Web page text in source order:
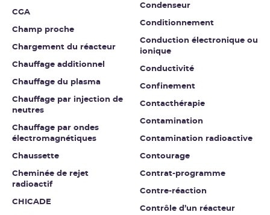
CGA
Champ proche
Chargement du réacteur
Chauffage additionnel
Chauffage du plasma
Chauffage par injection de
neutres
Chauffage par ondes
électromagnétiques
Chaussette
Cheminée de rejet
radioactif
CHICADE
Condenseur
Conditionnement
Conduction électronique ou
ionique
Conductivité
Confinement
Contacthérapie
Contamination
Contamination radioactive
Contourage
Contrat-programme
Contre-réaction
Contrôle d’un réacteur